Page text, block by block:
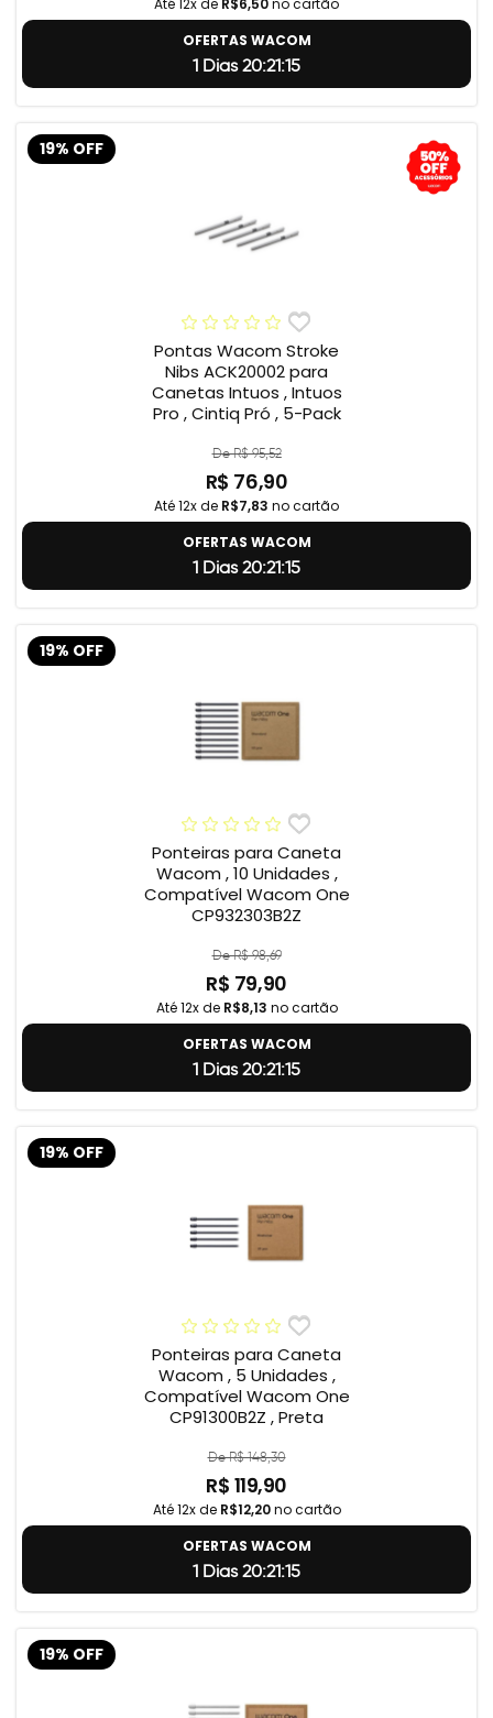
Até 12x de R$6,50no cartão
OFERTAS WACOM
1 Dias 20:21:14
19% OFF
Pontas Wacom Stroke
Nibs ACK20002 para
Canetas Intuos , Intuos
Pro , Cintiq Pró , 5-Pack
De R$ 95,52
R$ 76,90
Até 12x de R$7,83 no cartão
OFERTAS WACOM
1 Dias 20:21:14
19% OFF
Ponteiras para Caneta
Wacom , 10 Unidades ,
Compatível Wacom One
CP932303B2Z
De R$ 98,69
R$ 79,90
Até 12x de R$8,13 no cartão
OFERTAS WACOM
1 Dias 20:21:14
19% OFF
Ponteiras para Caneta
Wacom , 5 Unidades ,
Compatível Wacom One
CP91300B2Z , Preta
De R$ 148,30
R$ 119,90
Até 12x de R$12,20no cartão
OFERTAS WACOM
1 Dias 20:21:14
19% OFF